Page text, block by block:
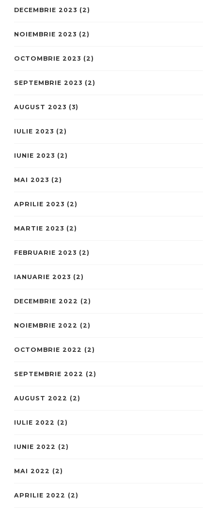
DECEMBRIE 2023 (2)
NOIEMBRIE 2023 (2)
OCTOMBRIE 2023 (2)
SEPTEMBRIE 2023 (2)
AUGUST 2023 (3)
IULIE 2023 (2)
IUNIE 2023 (2)
MAI 2023 (2)
APRILIE 2023 (2)
MARTIE 2023 (2)
FEBRUARIE 2023 (2)
IANUARIE 2023 (2)
DECEMBRIE 2022 (2)
NOIEMBRIE 2022 (2)
OCTOMBRIE 2022 (2)
SEPTEMBRIE 2022 (2)
AUGUST 2022 (2)
IULIE 2022 (2)
IUNIE 2022 (2)
MAI 2022 (2)
APRILIE 2022 (2)